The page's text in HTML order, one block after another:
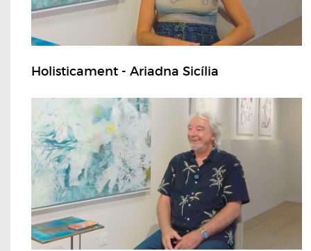
Holisticament - Ariadna Sicília